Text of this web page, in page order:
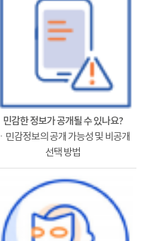
민감한 정보가 공개될 수 있나요?
ㆍ민감정보의 공개 가능성 및 비공개
선택 방법